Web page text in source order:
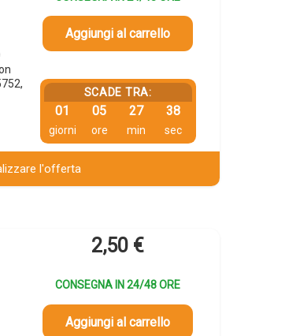
Aggiungi al carrello
SCADE TRA:
01
giorni
05
ore
27
min
37
sec
l'offerta
2,50 €
CONSEGNA IN 24/48 ORE
Aggiungi al carrello